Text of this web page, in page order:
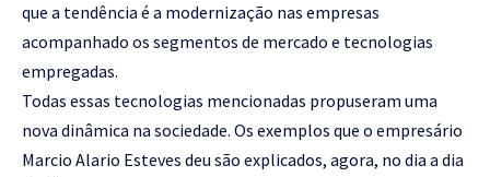
que a tendência é a modernização nas empresas
acompanhado os segmentos de mercado e tecnologias
empregadas.
Todas essas tecnologias mencionadas propuseram uma
nova dinâmica na sociedade. Os exemplos que o empresário
Marcio Alario Esteves deu são explicados, agora, no dia a dia